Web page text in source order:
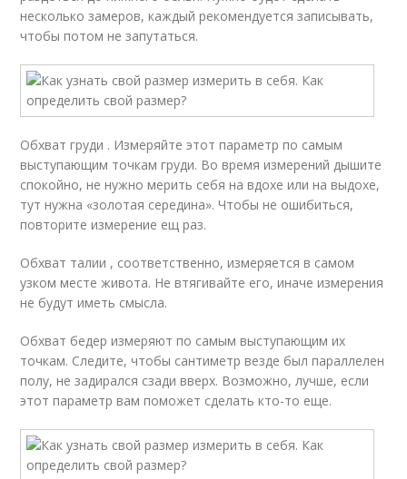
несколько замеров, каждый рекомендуется записывать,
чтобы потом не запутаться.
Обхват груди . Измеряйте этот параметр по самым
выступающим точкам груди. Во время измерений дышите
спокойно, не нужно мерить себя на вдохе или на выдохе,
тут нужна «золотая середина». Чтобы не ошибиться,
повторите измерение ещ раз.
Обхват талии , соответственно, измеряется в самом
узком месте живота. Не втягивайте его, иначе измерения
не будут иметь смысла.
Обхват бедер измеряют по самым выступающим их
точкам. Следите, чтобы сантиметр везде был параллелен
полу, не задирался сзади вверх. Возможно, лучше, если
этот параметр вам поможет сделать кто-то еще.